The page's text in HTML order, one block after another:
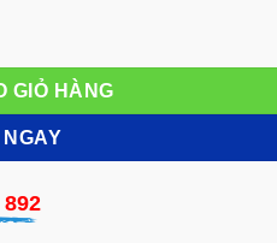
GIỎ HÀNG
NGAY